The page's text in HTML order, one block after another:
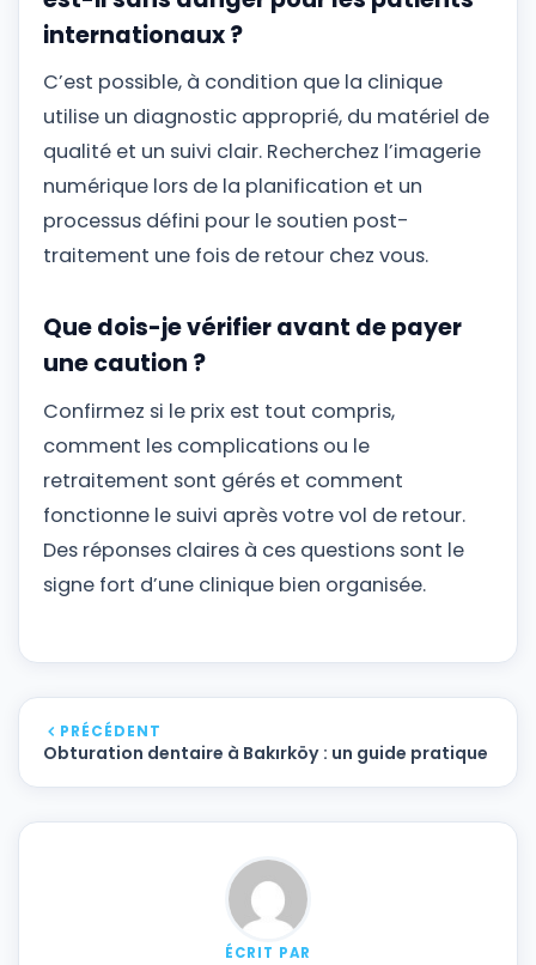
internationaux ?
C’est possible, à condition que la clinique
utilise un diagnostic approprié, du matériel de
qualité et un suivi clair. Recherchez l’imagerie
numérique lors de la planification et un
processus défini pour le soutien post-
traitement une fois de retour chez vous.
Que dois-je vérifier avant de payer
une caution ?
Confirmez si le prix est tout compris,
comment les complications ou le
retraitement sont gérés et comment
fonctionne le suivi après votre vol de retour.
Des réponses claires à ces questions sont le
signe fort d’une clinique bien organisée.
PRÉCÉDENT
Obturation dentaire à Bakırköy : un guide pratique
ÉCRIT PAR